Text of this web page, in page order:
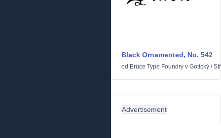
Black Ornamented, No. 542
od Bruce Type Foundry v Gotický /
Advertisement